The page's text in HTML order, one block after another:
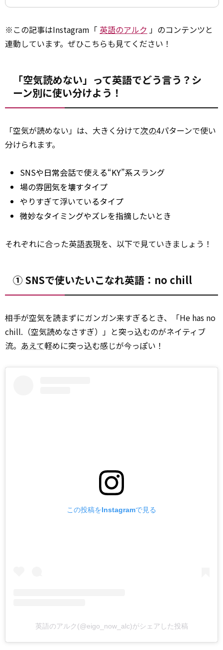
※この記事はInstagram「 英語のアルク 」のコンテンツと
連動しています。ぜひこちらも見てください！
「空気読めない」って英語でどう言う？シ
ーン別に使い分けよう！
「空気が読めない」は、大きく分けて次の4パターンで使い
分けられます。
SNSや日常会話で使える“KY”系スラング
場の雰囲気を壊すタイプ
やりすぎて浮いているタイプ
微妙なタイミングやズレを指摘したいとき
それぞれに合った英語表現を、以下で見ていきましょう！
① SNSで使いたいこなれ英語：no chill
相手が空気を読まずにガンガン来すぎるとき、「He has no
chill.（空気読めなさすぎ）」と突っ込むのがネイティブ
流。 あえて軽めに突っ込む感じが今っぽい！
この投稿をInstagramで見る
英語のアルク(@eigo_now_alc)がシェアした投稿